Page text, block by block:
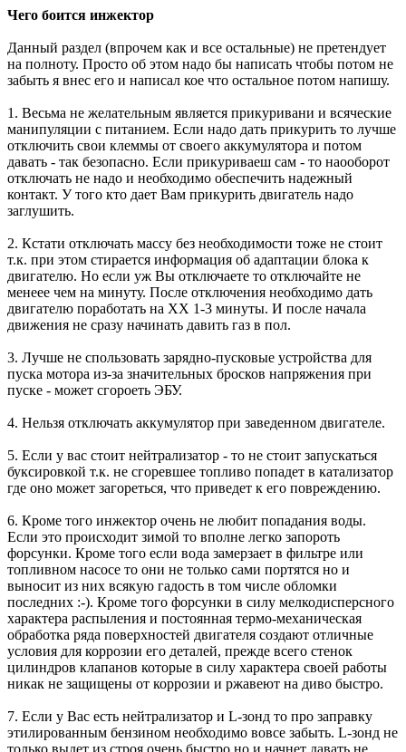
Чего боится инжектор
Данный раздел (впрочем как и все остальные) не претендует
на полноту. Просто об этом надо бы написать чтобы потом не
забыть я внес его и написал кое что остальное потом напишу.
1. Весьма не желательным является прикуривани и всяческие
манипуляции с питанием. Если надо дать прикурить то лучше
отключить свои клеммы от своего аккумулятора и потом
давать - так безопасно. Если прикуриваеш сам - то наооборот
отключать не надо и необходимо обеспечить надежный
контакт. У того кто дает Вам прикурить двигатель надо
заглушить.
2. Кстати отключать массу без необходимости тоже не стоит
т.к. при этом стирается информация об адаптации блока к
двигателю. Но если уж Вы отключаете то отключайте не
менеее чем на минуту. После отключения необходимо дать
двигателю поработать на ХХ 1-3 минуты. И после начала
движения не сразу начинать давить газ в пол.
3. Лучше не спользовать зарядно-пусковые устройства для
пуска мотора из-за значительных бросков напряжения при
пуске - может сгороеть ЭБУ.
4. Нельзя отключать аккумулятор при заведенном двигателе.
5. Если у вас стоит нейтрализатор - то не стоит запускаться
буксировкой т.к. не сгоревшее топливо попадет в катализатор
где оно может загореться, что приведет к его повреждению.
6. Кроме того инжектор очень не любит попадания воды.
Если это происходит зимой то вполне легко запороть
форсунки. Кроме того если вода замерзает в фильтре или
топливном насосе то они не только сами портятся но и
выносит из них всякую гадость в том числе обломки
последних :-). Кроме того форсунки в силу мелкодисперсного
характера распыления и постоянная термо-механическая
обработка ряда поверхностей двигателя создают отличные
условия для коррозии его деталей, прежде всего стенок
цилиндров клапанов которые в силу характера своей работы
никак не защищены от коррозии и ржавеют на диво быстро.
7. Если у Вас есть нейтрализатор и L-зонд то про заправку
этилированным бензином необходимо вовсе забыть. L-зонд не
только выдет из строя очень быстро но и начнет давать не